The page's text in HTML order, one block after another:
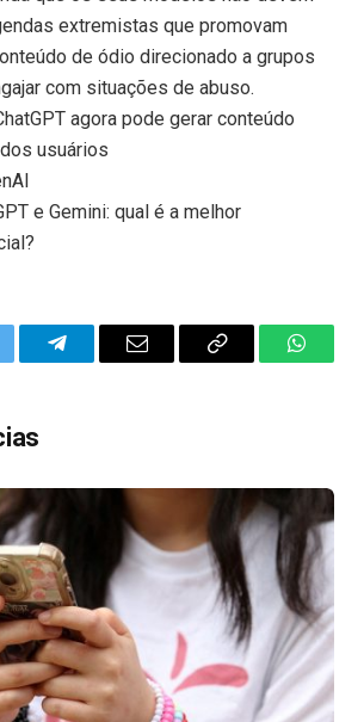
extremistas que promovam
de ódio direcionado a grupos
com situações de abuso.
agora pode gerar conteúdo
usuários
e Gemini: qual é a melhor
TelegramEmail
Copy